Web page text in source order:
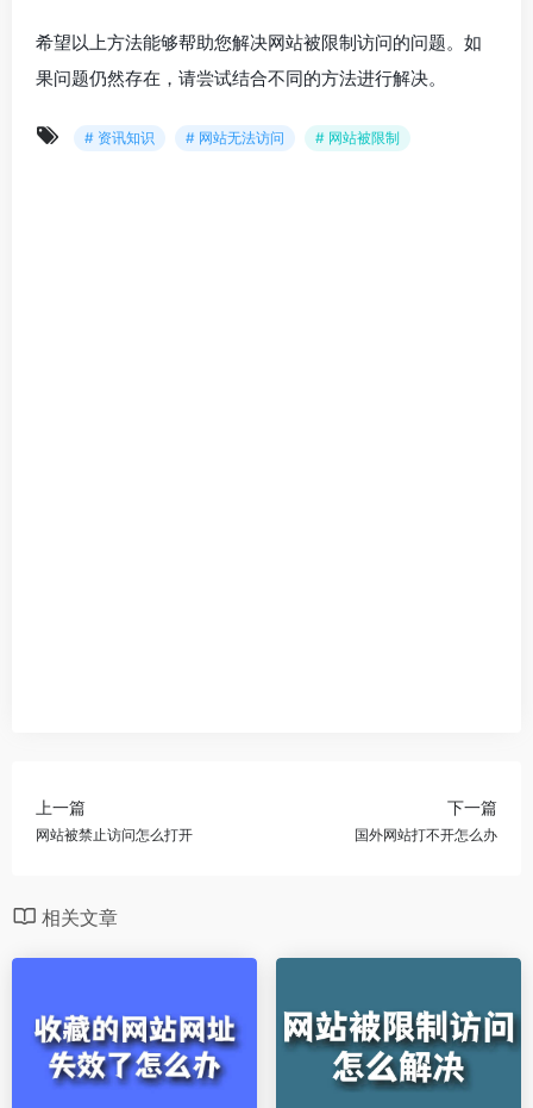
希望以上方法能够帮助您解决网站被限制访问的问题。如
果问题仍然存在，请尝试结合不同的方法进行解决。
# 资讯知识 # 网站无法访问 # 网站被限制
上一篇
网站被禁止访问怎么打开
下一篇
国外网站打不开怎么办
相关文章